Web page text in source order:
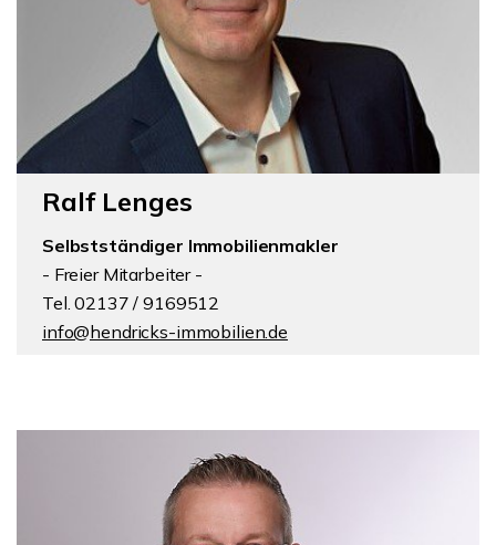
Ralf Lenges
Selbstständiger Immobilienmakler
- Freier Mitarbeiter -
Tel. 02137 / 9169512
info@hendricks-immobilien.de